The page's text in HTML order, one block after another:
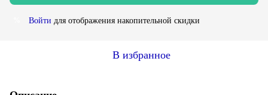
Войти для отображения накопительной скидки
В избранное